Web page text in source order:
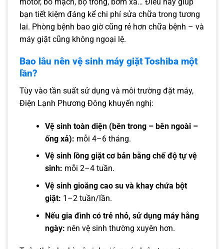
bạn tiết kiệm đáng kể chi phí sửa chữa trong tương
lai. Phòng bệnh bao giờ cũng rẻ hơn chữa bệnh – và
máy giặt cũng không ngoại lệ.
Bao lâu nên vệ sinh máy giặt Toshiba một
lần?
Tùy vào tần suất sử dụng và môi trường đặt máy,
Điện Lạnh Phương Đông khuyến nghị:
Vệ sinh toàn diện (bên trong – bên ngoài –
ống xả): mỗi 4–6 tháng.
Vệ sinh lồng giặt cơ bản bằng chế độ tự vệ
sinh: mỗi 2–4 tuần.
Vệ sinh gioăng cao su và khay chứa bột
giặt: 1–2 tuần/lần.
Nếu gia đình có trẻ nhỏ, sử dụng máy hằng
ngày: nên vệ sinh thường xuyên hơn.